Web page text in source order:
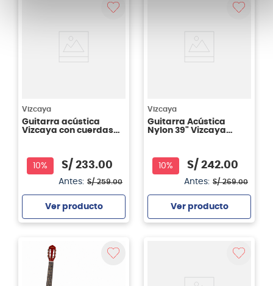
Vizcaya
Guitarra acústica
Vizcaya con cuerdas
10% S/ 233.00
Antes: S/ 259.00
Ver producto
Vizcaya
Guitarra Acústica
Nylon 39" Vizcaya
10% S/ 242.00
Antes: S/ 269.00
Ver producto